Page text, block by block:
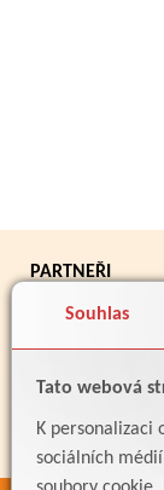
Souhlas
Tato webová
K personalizaci
sociálních
PARTNEŘI